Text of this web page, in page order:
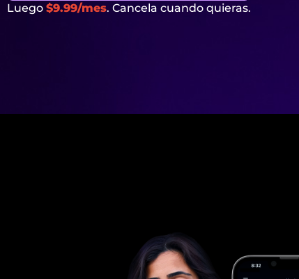
Luego $9.99/mes. Cancela cuando quieras.